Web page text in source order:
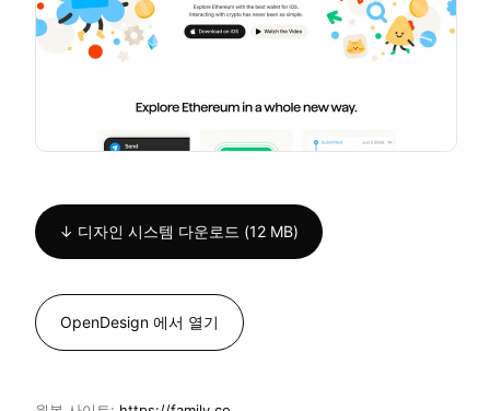
↓ 디자인 시스템 다운로드 (12 MB)
OpenDesign 에서 열기